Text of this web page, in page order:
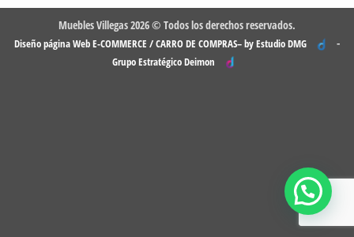
Muebles Villegas 2026 © Todos los derechos reservados.
Diseño página Web E-COMMERCE / CARRO DE COMPRAS– by Estudio DMG -
Grupo Estratégico Deimon